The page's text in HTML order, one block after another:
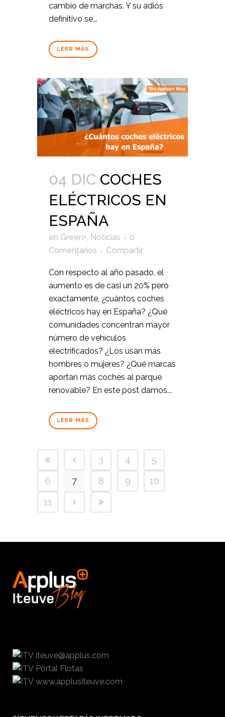
cambio de marchas. Y su adiós
definitivo se...
LEER MÁS
04 DIC COCHES
ELÉCTRICOS EN
ESPAÑA
en Green+, Noticias
0
Comentarios
Compartir
Con respecto al año pasado, el
aumento es de casi un 20% pero
exactamente, ¿cuántos coches
eléctricos hay en España? ¿Qué
comunidades concentran mayor
número de vehículos
electrificados? ¿Los usan más
hombres o mujeres? ¿Qué marcas
aportan más coches al parque
renovable? En este post damos...
LEER MÁS
3 4
5
6
7 8 9
10
11
iteuve@applus.com
Portal Flotas
www.applusiteuve.com